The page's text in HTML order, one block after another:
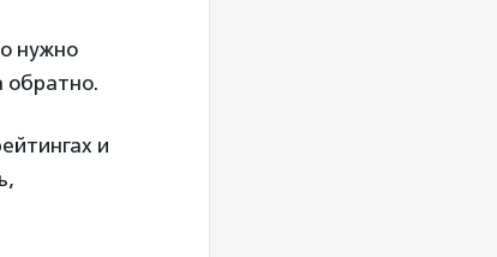
нужно
обратно.
и